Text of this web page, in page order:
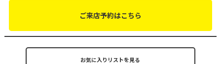
ご来店予約はこちら
お気に入りリストを見る